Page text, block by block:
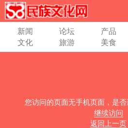
新闻 论坛 产品
文化
旅游 美食
您访问的页面无手机页面，是
继续访问
返回上一页